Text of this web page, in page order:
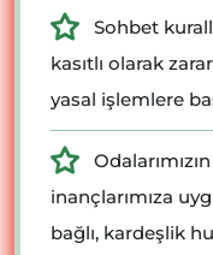
Sohbet
kasıtlı olarak
yasal işlemlere
inançlarımıza
bağlı, kardeşlik